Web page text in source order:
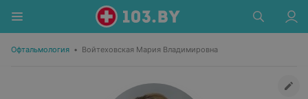
Офтальмология • Войтеховская Мария Владимировна